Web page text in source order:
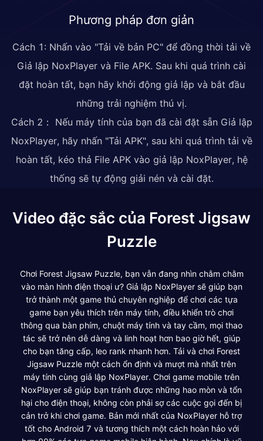
Phương pháp đơn giản
Cách 1: Nhấn vào "Tải về bản PC" để đồng thời tải về
Giả lập NoxPlayer và File APK. Sau khi quá trình cài
đặt hoàn tất, bạn hãy khởi động giả lập và bắt đầu
những trải nghiệm thú vị.
Cách 2： Nếu máy tính của bạn đã cài đặt sẵn Giả lập
NoxPlayer, hãy nhấn "Tải APK", sau khi quá trình tải về
hoàn tất, kéo thả File APK vào giả lập NoxPlayer, hệ
thống sẽ tự động giải nén và cài đặt.
Video đặc sắc của Forest Jigsaw
Puzzle
Chơi Forest Jigsaw Puzzle, bạn vẫn đang nhìn chằm chằm
vào màn hình điện thoại ư? Giả lập NoxPlayer sẽ giúp bạn
trở thành một game thủ chuyên nghiệp để chơi các tựa
game bạn yêu thích trên máy tính, điều khiển trò chơi
thông qua bàn phím, chuột máy tính và tay cầm, mọi thao
tác sẽ trở nên dễ dàng và linh hoạt hơn bao giờ hết, giúp
cho bạn tăng cấp, leo rank nhanh hơn. Tải và chơi Forest
Jigsaw Puzzle một cách ổn định và mượt mà nhất trên
máy tính cùng giả lập NoxPlayer. Chơi game mobile trên
NoxPlayer sẽ giúp bạn tránh được những hao mòn và tổn
hại cho điện thoại, không còn phải sợ các cuộc gọi đến bị
cản trở khi chơi game. Bản mới nhất của NoxPlayer hỗ trợ
tốt cho Android 7 và tương thích một cách hoàn hảo với